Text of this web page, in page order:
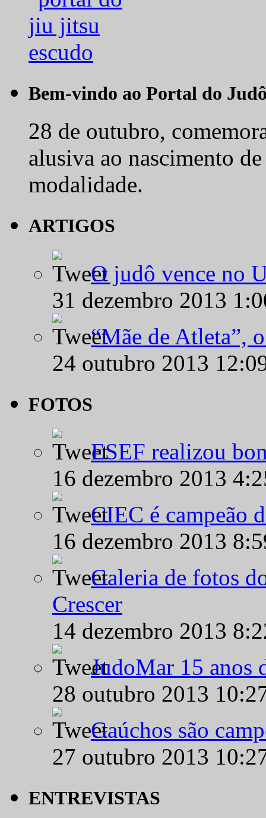
Bem-vindo ao Portal do
28 de outubro,
alusiva ao nascimento
modalidade.
ARTIGOS
O judô vence no
31 dezembro 2013
“Mãe de Atleta”,
24 outubro 2013
FOTOS
ESEF realizou
16 dezembro 2013
CIEC é campeão
16 dezembro 2013
Galeria de fotos
Crescer
14 dezembro 2013
JudoMar 15 anos
28 outubro 2013
Gaúchos são
27 outubro 2013
ENTREVISTAS